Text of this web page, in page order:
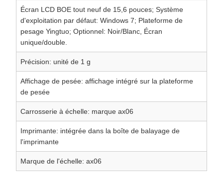
Écran LCD BOE tout neuf de 15,6 pouces; Système
d'exploitation par défaut: Windows 7; Plateforme de
pesage Yingtuo; Optionnel: Noir/Blanc, Écran
unique/double.
Précision: unité de 1 g
Affichage de pesée: affichage intégré sur la plateforme
de pesée
Carrosserie à échelle: marque ax06
Imprimante: intégrée dans la boîte de balayage de
l'imprimante
Marque de l'échelle: ax06